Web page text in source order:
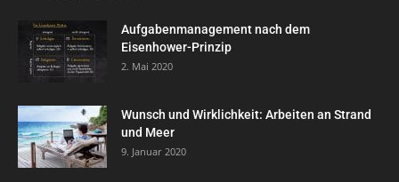
Aufgabenmanagement nach dem
Eisenhower-Prinzip
2. Mai 2020
Wunsch und Wirklichkeit: Arbeiten an Strand
und Meer
9. Januar 2020